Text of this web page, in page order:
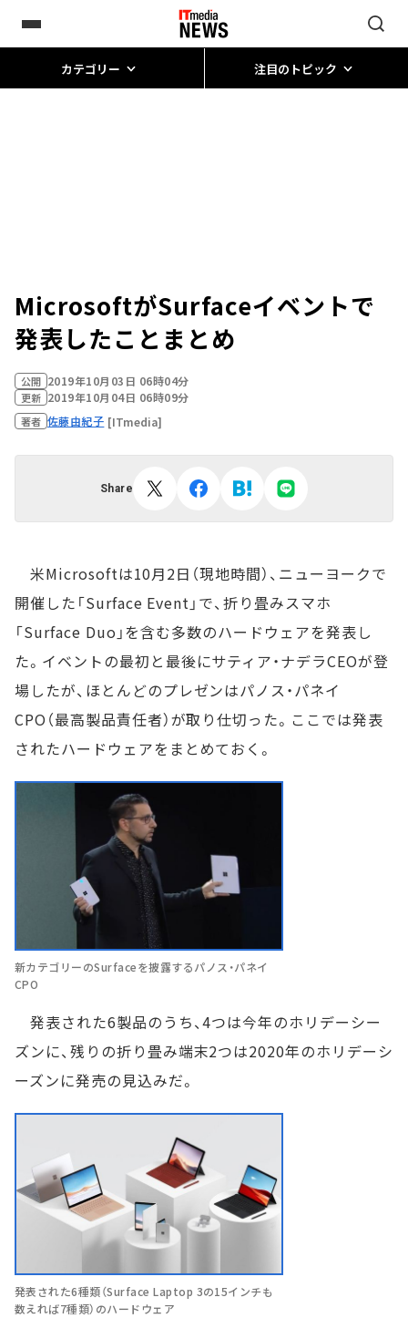
カテゴリー 注目のトピック
MicrosoftがSurfaceイベントで
発表したことまとめ
公開 2019年10月03日 06時04分
更新 2019年10月04日 06時09分
著者 佐藤由紀子 [ITmedia]
Share
米Microsoftは10月2日（現地時間）、ニューヨークで
開催した「Surface Event」で、折り畳みスマホ
「Surface Duo」を含む多数のハードウェアを発表し
た。イベントの最初と最後にサティア・ナデラCEOが登
場したが、ほとんどのプレゼンはパノス・パネイ
CPO（最高製品責任者）が取り仕切った。ここでは発表
されたハードウェアをまとめておく。
新カテゴリーのSurfaceを披露するパノス・パネイ
CPO
発表された6製品のうち、4つは今年のホリデーシー
ズンに、残りの折り畳み端末2つは2020年のホリデーシ
ーズンに発売の見込みだ。
発表された6種類（Surface Laptop 3の15インチも
数えれば7種類）のハードウェア